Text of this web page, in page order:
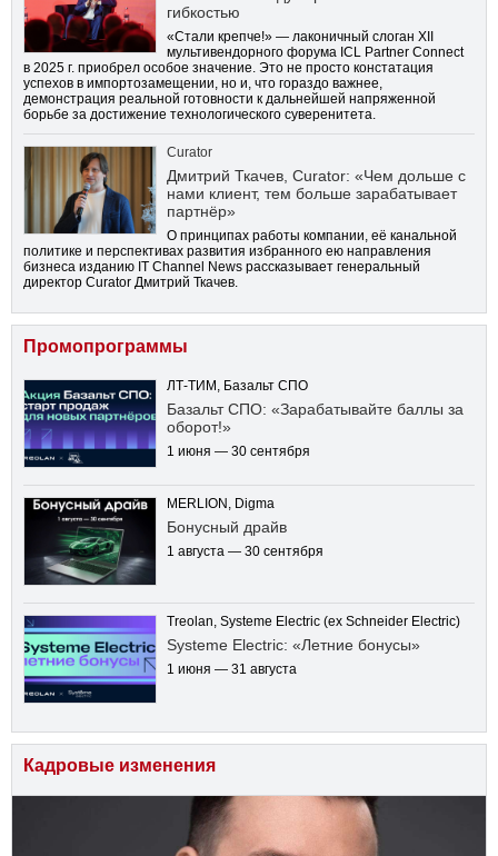
гибкостью
«Стали крепче!» — лаконичный слоган XII
мультивендорного форума ICL Partner Connect
в 2025 г. приобрел особое значение. Это не просто констатация
успехов в импортозамещении, но и, что гораздо важнее,
демонстрация реальной готовности к дальнейшей напряженной
борьбе за достижение технологического суверенитета.
Curator
Дмитрий Ткачев, Curator: «Чем дольше с
нами клиент, тем больше зарабатывает
партнёр»
О принципах работы компании, её канальной
политике и перспективах развития избранного ею направления
бизнеса изданию IT Channel News рассказывает генеральный
директор Curator Дмитрий Ткачев.
Промопрограммы
ЛТ-ТИМ, Базальт СПО
Базальт СПО: «Зарабатывайте баллы за
оборот!»
1 июня — 30 сентября
MERLION, Digma
Бонусный драйв
1 августа — 30 сентября
Treolan, Systeme Electric (ex Schneider Electric)
Systeme Electric: «Летние бонусы»
1 июня — 31 августа
Кадровые изменения